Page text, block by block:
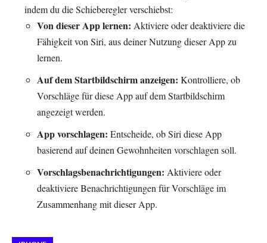
indem du die Schieberegler verschiebst:
Von dieser App lernen: Aktiviere oder deaktiviere die
Fähigkeit von Siri, aus deiner Nutzung dieser App zu
lernen.
Auf dem Startbildschirm anzeigen: Kontrolliere, ob
Vorschläge für diese App auf dem Startbildschirm
angezeigt werden.
App vorschlagen: Entscheide, ob Siri diese App
basierend auf deinen Gewohnheiten vorschlagen soll.
Vorschlagsbenachrichtigungen: Aktiviere oder
deaktiviere Benachrichtigungen für Vorschläge im
Zusammenhang mit dieser App.